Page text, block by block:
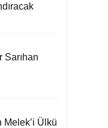
Sarıhan
Melek’i Ülkü